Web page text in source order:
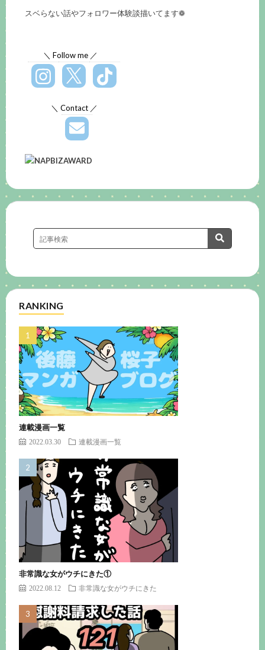
スベらない話やフォロワー体験談描いてます❁
＼ Follow me ／
＼ Contact ／
RANKING
連載漫画一覧
2022.03.30 連載漫画一覧
非常識な女がウチにきた①
2022.08.12 非常識な女がウチにきた